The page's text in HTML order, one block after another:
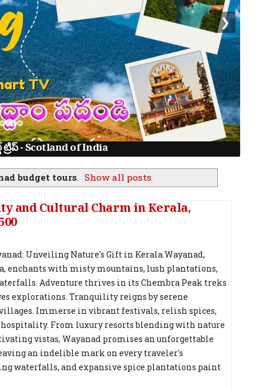
- Scotland of India
❯
budget tours. Show all posts
and Cultural Charm in Kerala,
Unveiling Nature's Gift in Kerala.Wayanad,
enchants with misty mountains, lush plantations,
Adventure thrives in its Chembra Peak treks
explorations. Tranquility reigns by serene
Immerse in vibrant festivals, relish spices,
From luxury resorts blending with nature
vistas, Wayanad promises an unforgettable
an indelible mark on every traveler's
waterfalls, and expansive spice plantations paint